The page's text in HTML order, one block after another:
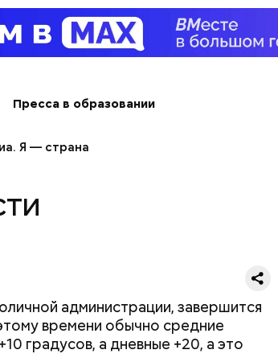
Пресса в образовании
Я — страна
администрации, завершится
времени обычно средние
градусов, а дневные +20, а это
времени ваш вуз?